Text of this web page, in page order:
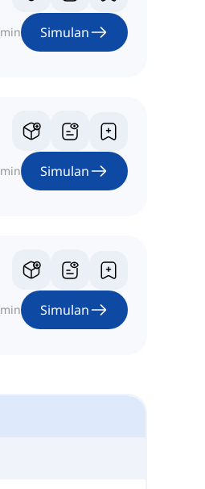
min Simulan
min Simulan
min Simulan